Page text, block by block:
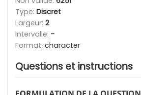
Type: Discret
Largeur: 2
Intervalle: -
Format: character
Questions et instructions